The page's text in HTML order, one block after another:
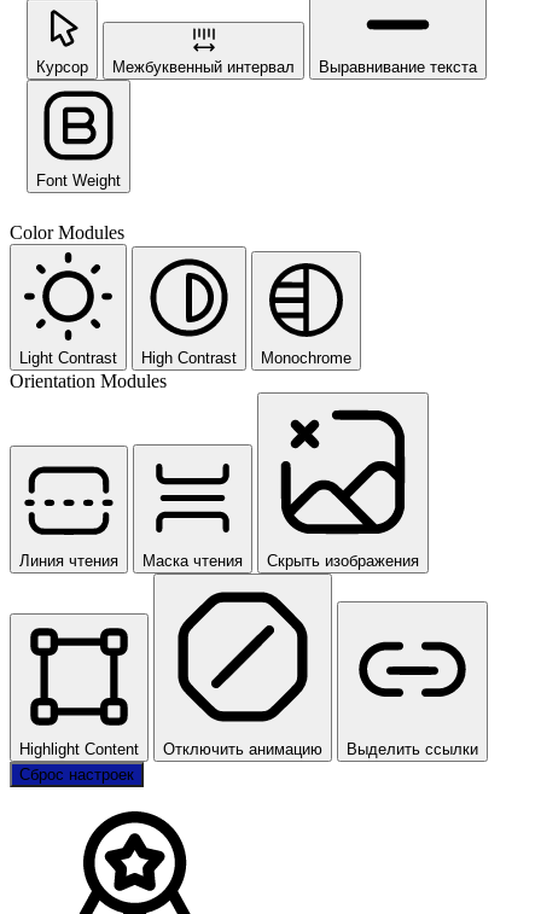
Курсор Межбуквенный интервал Выравнивание текста
Font Weight
Color Modules
Light Contrast High Contrast Monochrome
Orientation Modules
Линия чтения Маска чтения Скрыть изображения
Highlight Content Отключить анимацию
Выделить ссылки
Сброс настроек